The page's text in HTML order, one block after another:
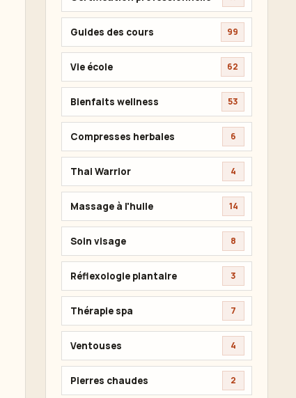
Guides des cours 99
Vie école 62
Bienfaits wellness 53
Compresses herbales 6
Thai Warrior 4
Massage à l'huile 14
Soin visage 8
Réflexologie plantaire 3
Thérapie spa 7
Ventouses 4
Pierres chaudes 2